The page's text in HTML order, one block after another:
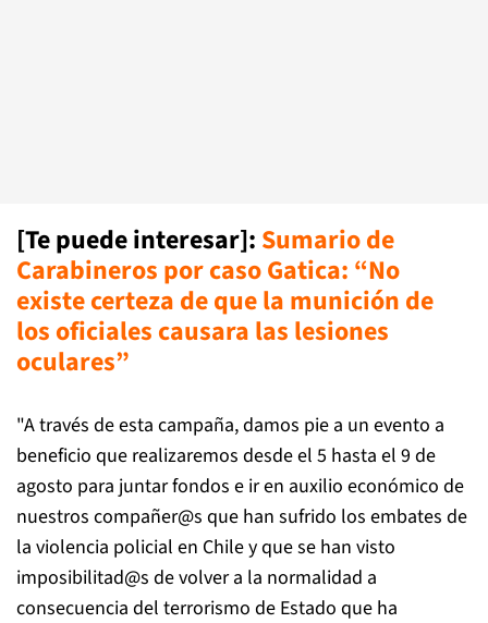
[Te puede interesar]: Sumario de
Carabineros por caso Gatica: “No
existe certeza de que la munición de
los oficiales causara las lesiones
oculares”
"A través de esta campaña, damos pie a un evento a
beneficio que realizaremos desde el 5 hasta el 9 de
agosto para juntar fondos e ir en auxilio económico de
nuestros compañer@s que han sufrido los embates de
la violencia policial en Chile y que se han visto
imposibilitad@s de volver a la normalidad a
consecuencia del terrorismo de Estado que ha